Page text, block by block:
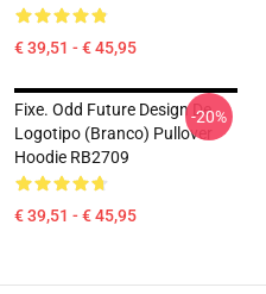
€ 39,51 - € 45,95
Fixe. Odd Future Design De
Logotipo (branco) Pullover
Hoodie RB2709
€ 39,51 - € 45,95
-20%